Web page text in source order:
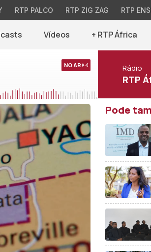
RTP PALCO RTP ZIG ZAG RTP
Vídeos + RTP África
NO AR Rádio
RTP
Pode